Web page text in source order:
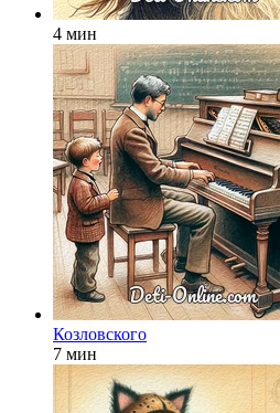
4 мин
Козловского
7 мин